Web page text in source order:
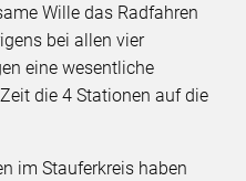
Wille das Radfahren
bei allen vier
eine wesentliche
die 4 Stationen auf die
im Stauferkreis haben